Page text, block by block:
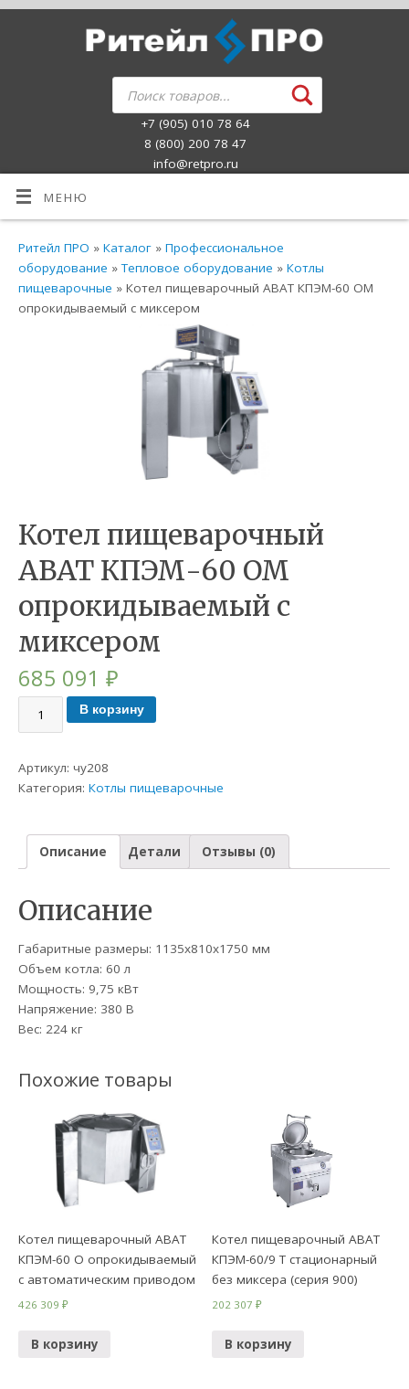
+7 (905) 010 78 64
8 (800) 200 78 47
info@retpro.ru
МЕНЮ
Ритейл ПРО »Каталог »Профессиональное
оборудование »Тепловое оборудование »Котлы
пищеварочные » Котел пищеварочный ABAT КПЭМ-60 ОМ
опрокидываемый с миксером
Котел пищеварочный
ABAT КПЭМ-60 ОМ
опрокидываемый с
миксером
685 091₽
В корзину
Артикул:чу208
Категория:Котлы пищеварочные
Описание Детали Отзывы (0)
Описание
Габаритные размеры: 1135х810х1750 мм
Объем котла: 60 л
Мощность: 9,75 кВт
Напряжение: 380 В
Вес: 224 кг
Похожие товары
Котел пищеварочный ABAT
КПЭМ-60 О опрокидываемый
с автоматическим приводом
426 309₽
В корзину
Котел пищеварочный ABAT
КПЭМ-60/9 Т стационарный
без миксера (серия 900)
202 307₽
В корзину